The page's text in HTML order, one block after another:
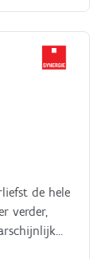
de hele
verder,